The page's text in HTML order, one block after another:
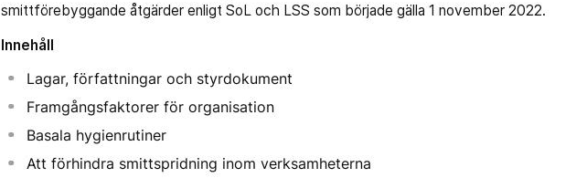
smittförebyggande åtgärder enligt SoL och LSS som började gälla 1 november 2022.
Innehåll
Lagar, författningar och styrdokument
Framgångsfaktorer för organisation
Basala hygienrutiner
Att förhindra smittspridning inom verksamheterna